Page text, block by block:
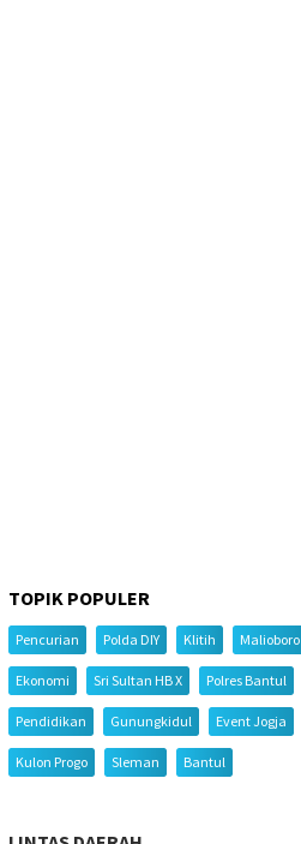
TOPIK POPULER
Pencurian Polda DIY Klitih Malioboro
Ekonomi Sri Sultan HB X Polres Bantul
Pendidikan Gunungkidul Event Jogja
Kulon Progo Sleman Bantul